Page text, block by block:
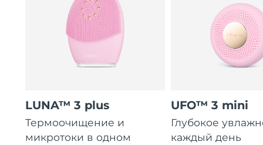
LUNA™ 3 plus
Термоочищение и
микротоки в одном
UFO™ 3 mini
Глубокое
каждый день